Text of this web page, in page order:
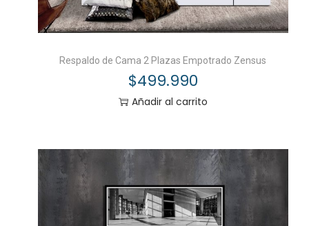
Respaldo de Cama 2 Plazas Empotrado Zensus
$499.990
Añadir al carrito